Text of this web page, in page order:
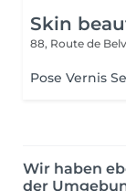
Skin
88, Route de
Pose Vernis
Wir haben
der